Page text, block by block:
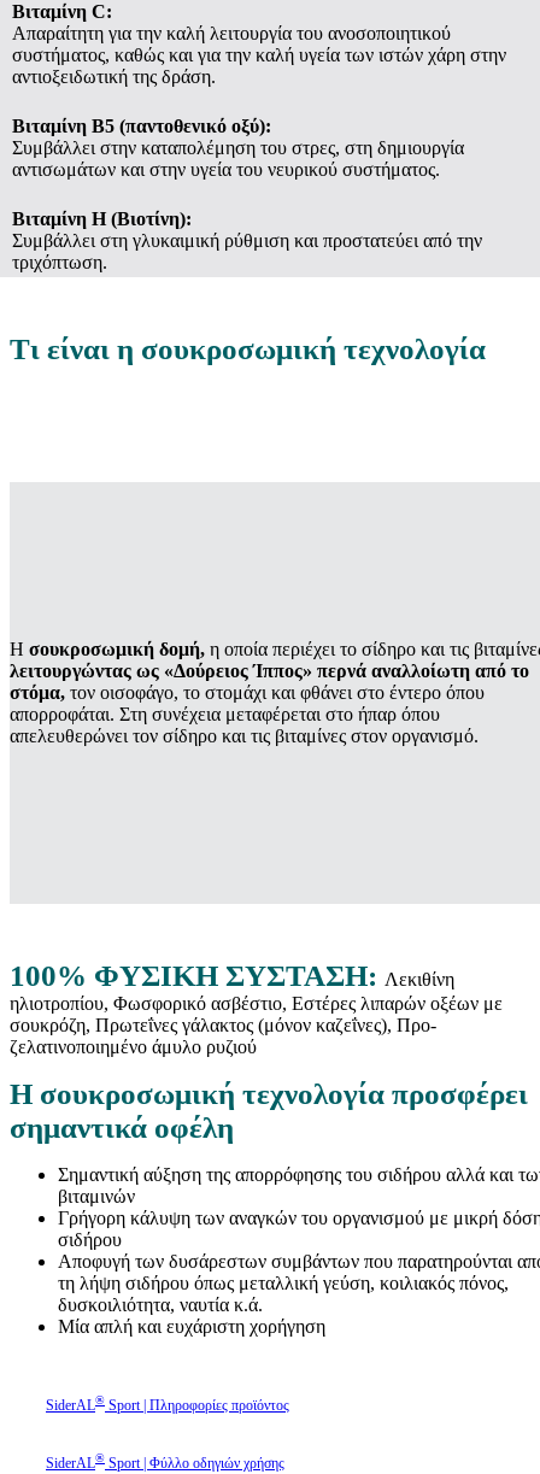
Βιταμίνη C:
Απαραίτητη για την καλή λειτουργία του ανοσοποιητικού
συστήματος, καθώς και για την καλή υγεία των ιστών χάρη στην
αντιοξειδωτική της δράση.
Βιταμίνη Β5 (παντοθενικό οξύ):
Συμβάλλει στην καταπολέμηση του στρες, στη δημιουργία
αντισωμάτων και στην υγεία του νευρικού συστήματος.
Βιταμίνη Η (Βιοτίνη):
Συμβάλλει στη γλυκαιμική ρύθμιση και προστατεύει από την
τριχόπτωση.
Τι είναι η σουκροσωμική τεχνολογία
H σουκροσωμική δομή, η οποία περιέχει το σίδηρο και τις
λειτουργώντας ως «Δούρειος Ίππος» περνά αναλλοίωτη από το
στόμα, τον οισοφάγο, το στομάχι και φθάνει στο έντερο όπου
απορροφάται. Στη συνέχεια μεταφέρεται στο ήπαρ όπου
απελευθερώνει τον σίδηρο και τις βιταμίνες στον οργανισμό.
100% ΦΥΣΙΚΗ ΣΥΣΤΑΣΗ: Λεκιθίνη
ηλιοτροπίου, Φωσφορικό ασβέστιο, Εστέρες λιπαρών οξέων με
σουκρόζη, Πρωτεΐνες γάλακτος (μόνον καζεΐνες), Προ-
ζελατινοποιημένο άμυλο ρυζιού
Η σουκροσωμική τεχνολογία προσφέρει
σημαντικά οφέλη
Σημαντική αύξηση της απορρόφησης του σιδήρου αλλά και
βιταμινών
Γρήγορη κάλυψη των αναγκών του οργανισμού με μικρή
σιδήρου
Αποφυγή των δυσάρεστων συμβάντων που παρατηρούνται
τη λήψη σιδήρου όπως μεταλλική γεύση, κοιλιακός πόνος,
δυσκοιλιότητα, ναυτία κ.ά.
Μία απλή και ευχάριστη χορήγηση
SiderAL® Sport | Πληροφορίες προϊόντος
SiderAL® Sport | Φύλλο οδηγιών χρήσης